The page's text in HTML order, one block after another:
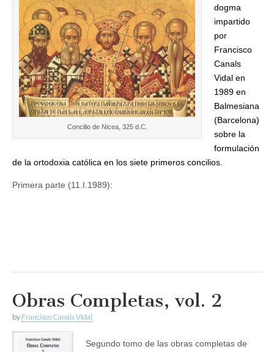
Concilio de Nicea, 325 d.C.
dogma
impartido
por
Francisco
Canals
Vidal en
1989 en
Balmesiana
(Barcelona)
sobre la
formulación
de la ortodoxia católica en los siete primeros concilios.
Primera parte (11.I.1989):
Obras Completas, vol. 2
by Francisco Canals Vidal
Segundo tomo de las obras completas de